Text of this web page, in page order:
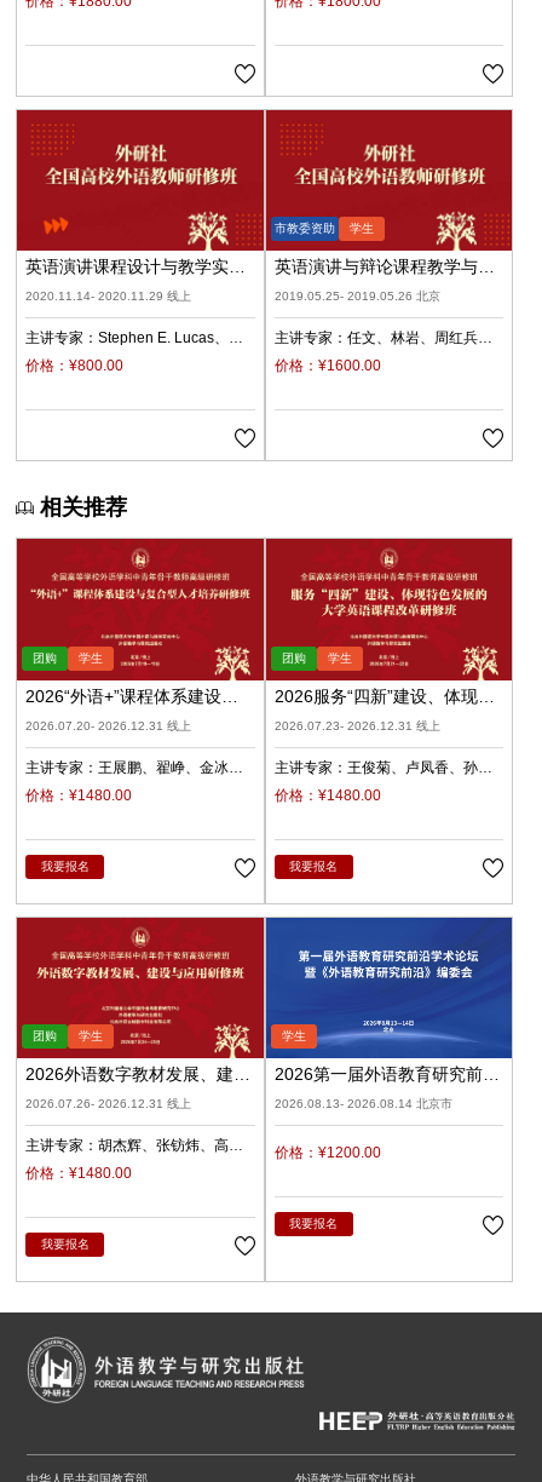
英语演讲课程设计与教学实践
研修班（直播课程）
2020.11.14- 2020.11.29 线上
主讲专家：Stephen E. Lucas
任
文
田朝霞
价格：¥800.00
英语演讲与辩论课程教学与研
究
2019.05.25- 2019.05.26 北京
主讲专家： 任文 林岩
周红兵
宿玉荣
价格：¥1600.00
相关推荐
2026“外语+”课程体系建设与
复合型人才培养（录播）
2026.07.20- 2026.12.31 线上
主讲专家： 王展鹏 翟峥
金冰
张清
杨天娲
价格：¥1480.00
我要报名
2026服务“四新”建设、体现特
色发展的大学英语课程改革
2026.07.23- 2026.12.31 线上
主讲专家： 王俊菊 卢凤香
孙
瑜
柳睿
价格：¥1480.00
我要报名
2026外语数字教材发展、建设
与应用（录播）
2026.07.26- 2026.12.31 线上
主讲专家：胡杰辉 张钫炜
高
原
陈静 陈琛
价格：¥1480.00
我要报名
2026第一届外语教育研究前沿
学术论坛暨《外语教育研究前
2026.08.13- 2026.08.14 北京市
价格：¥1200.00
我要报名
中华人民共和国教育部 外语教学与研究出版社